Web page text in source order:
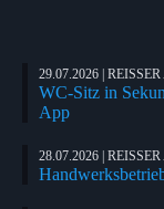
29.07.2026 | REISSER
WC-Sitz in
App
28.07.2026 | REISSER